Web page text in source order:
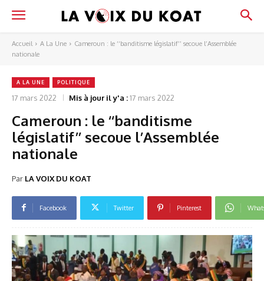
Accueil A La Une
Cameroun : le ‘‘banditisme législatif’’ secoue l’Assemblée
nationale
A LA UNE POLITIQUE
17 mars 2022 Mis à jour il y'a :17 mars 2022
Cameroun : le ‘‘banditisme
législatif’’ secoue l’Assemblée
nationale
Par LA VOIX DU KOAT
Facebook Twitter Pinterest